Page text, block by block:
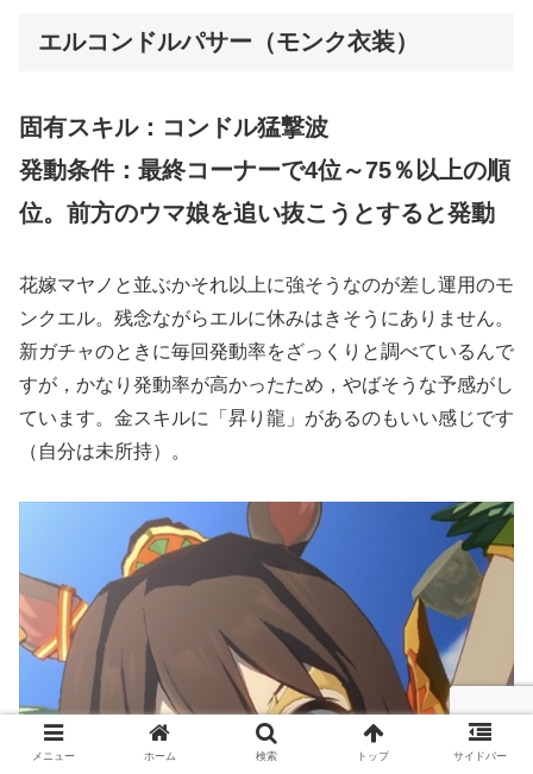
エルコンドルパサー（モンク衣装）
固有スキル：コンドル猛撃波
発動条件：最終コーナーで4位～75％以上の順
位。前方のウマ娘を追い抜こうとすると発動
花嫁マヤノと並ぶかそれ以上に強そうなのが差し運用のモ
ンクエル。残念ながらエルに休みはきそうにありません。
新ガチャのときに毎回発動率をざっくりと調べているんで
すが，かなり発動率が高かったため，やばそうな予感がし
ています。金スキルに「昇り龍」があるのもいい感じです
（自分は未所持）。
メニュー ホーム 検索 トップ サイドバー